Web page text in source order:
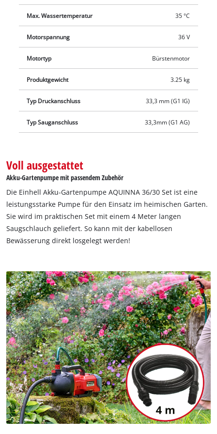
zudem ein 4 m langer Saugschlauch. Die Lieferung erfolgt
ohne Akku und ohne Ladegerät.
Max. Wassertemperatur 35 °C
Motorspannung 36 V
Motortyp Bürstenmotor
Produktgewicht 3.25 kg
Typ Druckanschluss 33,3 mm (G1 IG)
Typ Sauganschluss 33,3mm (G1 AG)
Voll ausgestattet
Akku-Gartenpumpe mit passendem Zubehör
Die Einhell Akku-Gartenpumpe AQUINNA 36/30 Set ist eine
leistungsstarke Pumpe für den Einsatz im heimischen Garten.
Sie wird im praktischen Set mit einem 4 Meter langen
Saugschlauch geliefert. So kann mit der kabellosen
Bewässerung direkt losgelegt werden!